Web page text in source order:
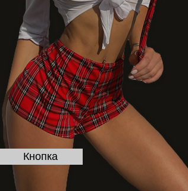
Кнопка